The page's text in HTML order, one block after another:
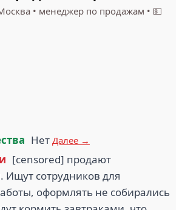
• менеджер по продажам • 💵
Нет Далее →
[censored] продают
сотрудников для
оформлять не собирались